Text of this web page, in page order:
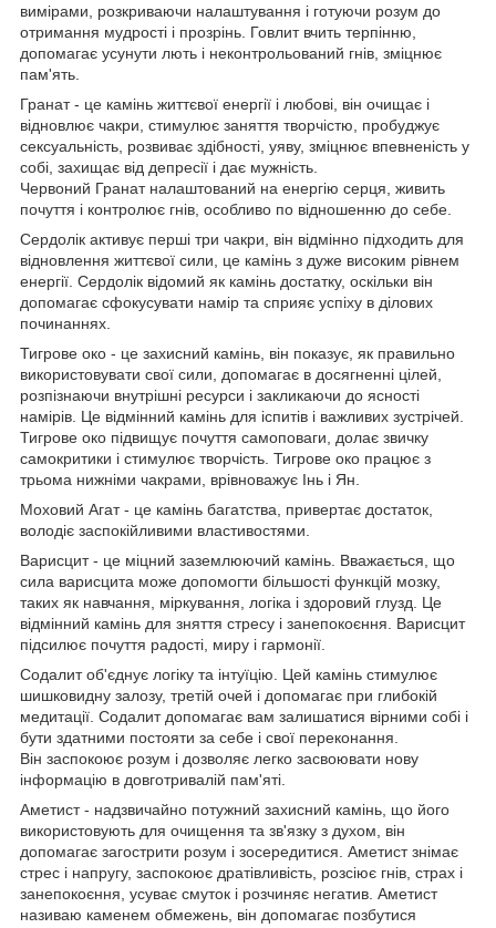
вимірами, розкриваючи налаштування і готуючи розум до
отримання мудрості і прозрінь. Говлит вчить терпінню,
допомагає усунути лють і неконтрольований гнів, зміцнює
пам'ять.
Гранат - це камінь життєвої енергії і любові, він очищає і
відновлює чакри, стимулює заняття творчістю, пробуджує
сексуальність, розвиває здібності, уяву, зміцнює впевненість у
собі, захищає від депресії і дає мужність.
Червоний Гранат налаштований на енергію серця, живить
почуття і контролює гнів, особливо по відношенню до себе.
Сердолік активує перші три чакри, він відмінно підходить для
відновлення життєвої сили, це камінь з дуже високим рівнем
енергії. Сердолік відомий як камінь достатку, оскільки він
допомагає сфокусувати намір та сприяє успіху в ділових
починаннях.
Тигрове око - це захисний камінь, він показує, як правильно
використовувати свої сили, допомагає в досягненні цілей,
розпізнаючи внутрішні ресурси і закликаючи до ясності
намірів. Це відмінний камінь для іспитів і важливих зустрічей.
Тигрове око підвищує почуття самоповаги, долає звичку
самокритики і стимулює творчість. Тигрове око працює з
трьома нижніми чакрами, врівноважує Інь і Ян.
Моховий Агат - це камінь багатства, привертає достаток,
володіє заспокійливими властивостями.
Варисцит - це міцний заземлюючий камінь. Вважається, що
сила варисцита може допомогти більшості функцій мозку,
таких як навчання, міркування, логіка і здоровий глузд. Це
відмінний камінь для зняття стресу і занепокоєння. Варисцит
підсилює почуття радості, миру і гармонії.
Содалит об'єднує логіку та інтуїцію. Цей камінь стимулює
шишковидну залозу, третій очей і допомагає при глибокій
медитації. Содалит допомагає вам залишатися вірними собі і
бути здатними постояти за себе і свої переконання.
Він заспокоює розум і дозволяє легко засвоювати нову
інформацію в довготривалій пам'яті.
Аметист - надзвичайно потужний захисний камінь, що його
використовують для очищення та зв'язку з духом, він
допомагає загострити розум і зосередитися. Аметист знімає
стрес і напругу, заспокоює дратівливість, розсіює гнів, страх і
занепокоєння, усуває смуток і розчиняє негатив. Аметист
називаю каменем обмежень, він допомагає позбутися